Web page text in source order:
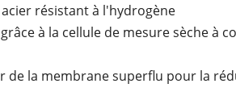
résistant à l'hydrogène
à la cellule de mesure sèche à
de la membrane superflu pour la